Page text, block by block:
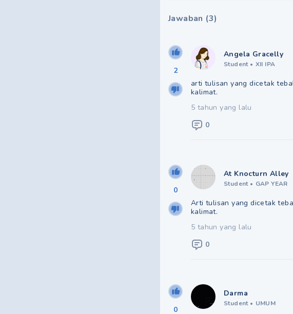
Jawaban (3)
2
Angela Gracelly
Student • XII IPA
arti tulisan yang dicetak
kalimat.
5 tahun yang lalu
0
0
At Knocturn Alley
Student • GAP YEAR
Arti tulisan yang dicetak
kalimat.
5 tahun yang lalu
0
0
Darma
Student • UMUM